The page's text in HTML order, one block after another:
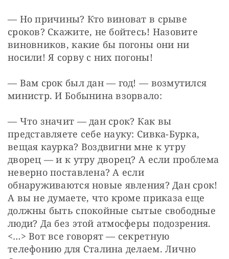
— Но причины? Кто виноват в срыве
сроков? Скажите, не бойтесь! Назовите
виновников, какие бы погоны они ни
носили! Я сорву с них погоны!
— Вам срок был дан — год! — возмутился
министр. И Бобынина взорвало:
— Что значит — дан срок? Как вы
представляете себе науку: Сивка-Бурка,
вещая каурка? Воздвигни мне к утру
дворец — и к утру дворец? А если проблема
неверно поставлена? А если
обнаруживаются новые явления? Дан срок!
А вы не думаете, что кроме приказа еще
должны быть спокойные сытые свободные
люди? Да без этой атмосферы подозрения.
<…> Вот все говорят — секретную
телефонию для Сталина делаем. Лично